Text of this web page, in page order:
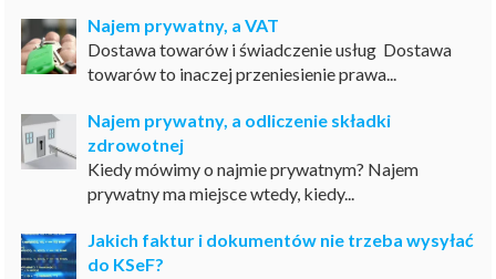
Najem prywatny, a VAT
Dostawa towarów i świadczenie usług Dostawa
towarów to inaczej przeniesienie prawa...
Najem prywatny, a odliczenie składki
zdrowotnej
Kiedy mówimy o najmie prywatnym? Najem
prywatny ma miejsce wtedy, kiedy...
Jakich faktur i dokumentów nie trzeba wysyłać
do KSeF?